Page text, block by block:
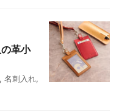
革小
, 名刺入れ,